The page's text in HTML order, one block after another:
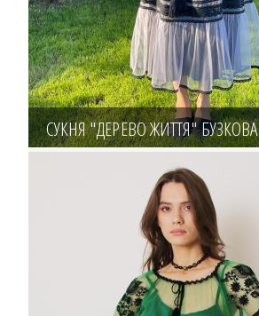
СУКНЯ "ДЕРЕВО ЖИТТЯ" БУЗКОВА